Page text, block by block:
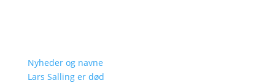
Nyheder og navne
Lars Salling er død